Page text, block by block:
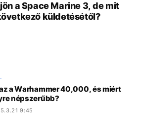
a Space Marine 3, de mit
küldetésétől?
a Warhammer 40,000, és miért
népszerűbb?
9:45